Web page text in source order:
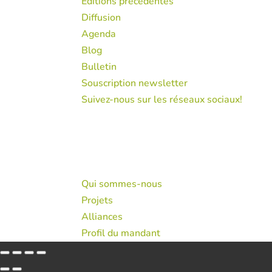
Diffusion
Agenda
Blog
Bulletin
Souscription newsletter
Suivez-nous sur les réseaux sociaux!
Qui sommes-nous
Projets
Alliances
Profil du mandant